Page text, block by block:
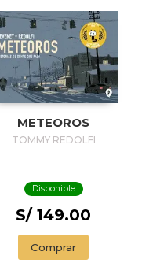
METEOROS
TOMMY REDOLFI
Disponible
S/ 149.00
Comprar